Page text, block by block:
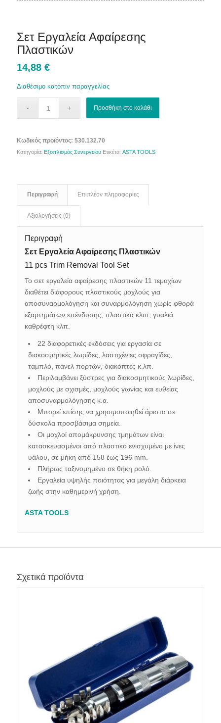
Σετ Εργαλεία Αφαίρεσης
Πλαστικών
14,88 €
Διαθέσιμο κατόπιν παραγγελίας
Προσθήκη στο καλάθι
Κωδικός προϊόντος: 530.132.70
Κατηγορία: Εξοπλισμός Συνεργείου Ετικέτα: ASTA TOOLS
Περιγραφή Επιπλέον πληροφορίες
Αξιολογήσεις (0)
Περιγραφή
Σετ Εργαλεία Αφαίρεσης Πλαστικών
11 pcs Trim Removal Tool Set
Το σετ εργαλεία αφαίρεσης πλαστικών 11 τεμαχίων
διαθέτει διάφορους πλαστικούς μοχλούς για
αποσυναρμολόγηση και συναρμολόγηση χωρίς φθορά
εξαρτημάτων επένδυσης, πλαστικά κλιπ, γυαλιά
καθρέφτη κλπ.
22 διαφορετικές εκδόσεις για εργασία σε
διακοσμητικές λωρίδες, λαστιχένιες σφραγίδες,
ταμπλό, πάνελ πορτών, διακόπτες κ.λπ.
Περιλαμβάνει ξύστρες για διακοσμητικούς λωρίδες,
μοχλούς με σχισμές, μοχλούς γωνίας και ευθείας
αποσυναρμολόγησης κ.α.
Μπορεί επίσης να χρησιμοποιηθεί άριστα σε
δύσκολα προσβάσιμα σημεία.
Οι μοχλοί απομάκρυνσης τμημάτων είναι
κατασκευασμένοι από πλαστικό ενισχυμένο με ίνες
υάλου, σε μήκη από 158 έως 196 mm.
Πλήρως ταξινομημένο σε θήκη ρολό.
Εργαλεία υψηλής ποιότητας για μεγάλη διάρκεια
ζωής στην καθημερινή χρήση.
ASTA TOOLS
Σχετικά προϊόντα